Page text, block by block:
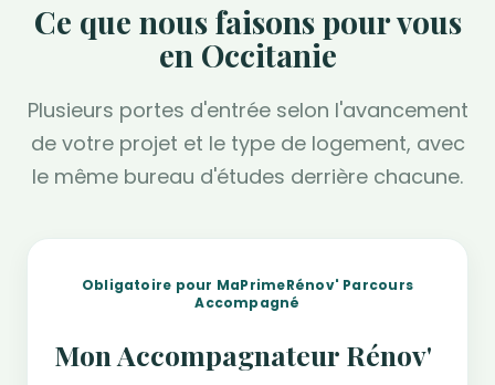
Ce que nous faisons pour vous
en Occitanie
Plusieurs portes d'entrée selon l'avancement
de votre projet et le type de logement, avec
le même bureau d'études derrière chacune.
Obligatoire pour MaPrimeRénov' Parcours
Accompagné
Mon Accompagnateur Rénov'